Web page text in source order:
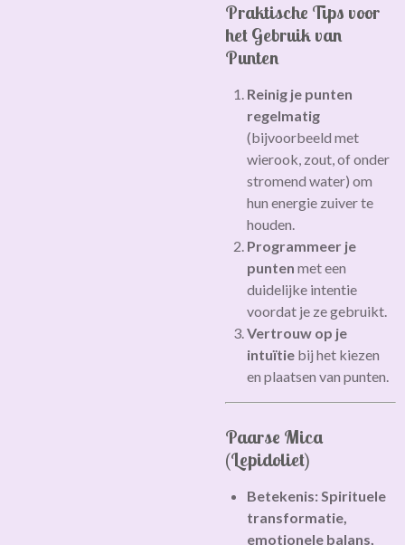
Praktische Tips voor
het Gebruik van
Punten
Reinig je punten
regelmatig
(bijvoorbeeld met
wierook, zout, of onder
stromend water) om
hun energie zuiver te
houden.
Programmeer je
punten met een
duidelijke intentie
voordat je ze gebruikt.
Vertrouw op je
intuïtie bij het kiezen
en plaatsen van punten.
Paarse Mica
(Lepidoliet)
Betekenis:Spirituele
transformatie,
emotionele balans,